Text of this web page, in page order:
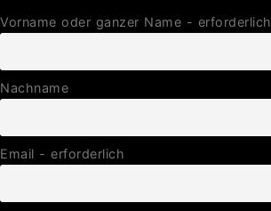
Vorname oder ganzer Name - erforderlich
Nachname
Email - erforderlich